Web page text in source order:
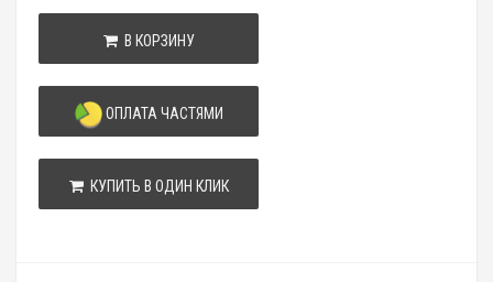
В КОРЗИНУ
ОПЛАТА ЧАСТЯМИ
КУПИТЬ В ОДИН КЛИК